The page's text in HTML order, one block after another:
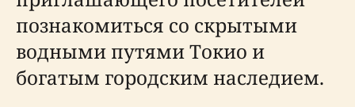
познакомиться со скрытыми
водными путями Токио и
богатым городским наследием.